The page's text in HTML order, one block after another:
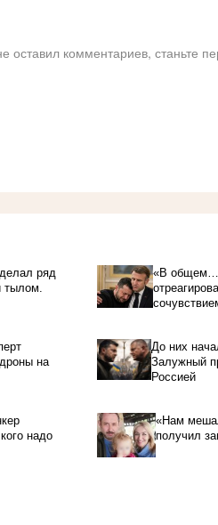
оставил комментариев, станьте
ряд
«В общем…
на
До них
Залужный
Россией
надо
«Нам
получил